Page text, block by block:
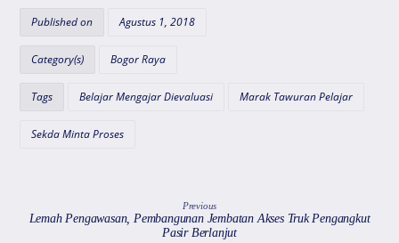
s
A
p
e
o
o
k
gr
a
m
l
s
Published on Agustus 1, 2018
Category(s) Bogor Raya
Tags Belajar Mengajar Dievaluasi Marak Tawuran Pelajar
Sekda Minta Proses
Previous
Lemah Pengawasan, Pembangunan Jembatan Akses Truk Pengangkut
Pasir Berlanjut